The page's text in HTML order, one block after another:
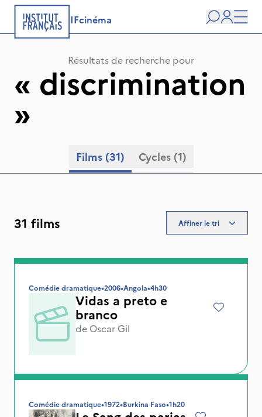
IFcinéma
user
Résultats de recherche pour
« discrimination
»
Films (31) Cycles (1)
31 films Affiner le tri
Comédie dramatique•2006•Angola•4h30
Vidas a preto e
branco
de Oscar Gil
Comédie dramatique•1972•Burkina Faso•1h20